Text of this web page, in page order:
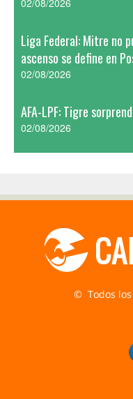
02/08/2026
Liga Federal: Mitre no
ascenso se define en
02/08/2026
AFA-LPF: Tigre
02/08/2026